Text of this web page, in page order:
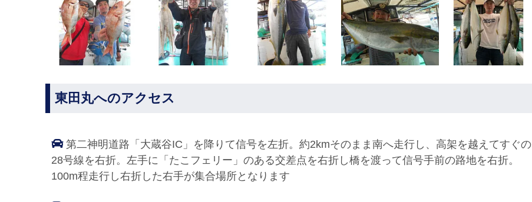
東田丸へのアクセス
第二神明道路「大蔵谷IC」を降りて信号を左折。約2kmそのまま南へ走行し、高架を越えてすぐの
28号線を右折。左手に「たこフェリー」のある交差点を右折し橋を渡って信号手前の路地を右折。
100m程走行し右折した右手が集合場所となります